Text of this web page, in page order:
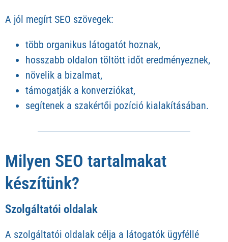
A jól megírt SEO szövegek:
több organikus látogatót hoznak,
hosszabb oldalon töltött időt eredményeznek,
növelik a bizalmat,
támogatják a konverziókat,
segítenek a szakértői pozíció kialakításában.
Milyen SEO tartalmakat
készítünk?
Szolgáltatói oldalak
A szolgáltatói oldalak célja a látogatók ügyféllé